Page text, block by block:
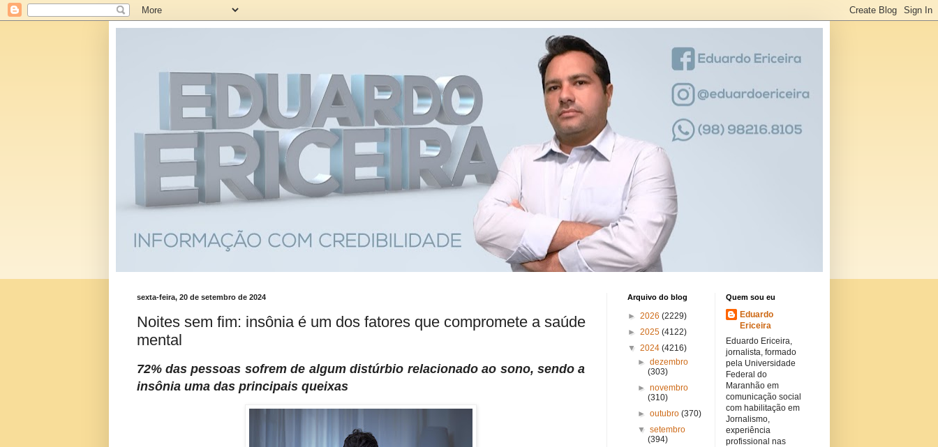
sexta-feira, 20 de setembro de 2024
Noites sem fim: insônia é um dos fatores que compromete a saúde
mental
72% das pessoas sofrem de algum distúrbio relacionado ao sono, sendo a
insônia uma das principais queixas
Arquivo do blog
► 2026 (2229)
► 2025 (4122)
▼ 2024 (4216)
► dezembro
(303)
► novembro
(310)
► outubro (370)
▼ setembro
(394)
Quem sou eu
Eduardo
Ericeira
Eduardo Ericeira,
jornalista, formado
pela Universidade
Federal do
Maranhão em
comunicação social
com habilitação em
Jornalismo,
experiência
profissional nas